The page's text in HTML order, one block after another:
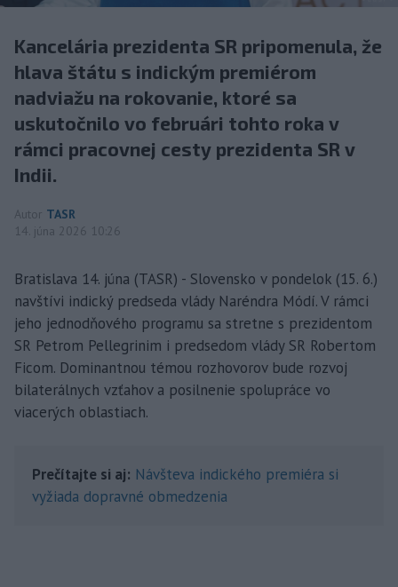
Kancelária prezidenta SR pripomenula, že
hlava štátu s indickým premiérom
nadviažu na rokovanie, ktoré sa
uskutočnilo vo februári tohto roka v
rámci pracovnej cesty prezidenta SR v
Indii.
Autor TASR
14. júna 2026 10:26
Bratislava 14. júna (TASR) - Slovensko v pondelok (15. 6.)
navštívi indický predseda vlády Naréndra Módí. V rámci
jeho jednodňového programu sa stretne s prezidentom
SR Petrom Pellegrinim i predsedom vlády SR Robertom
Ficom. Dominantnou témou rozhovorov bude rozvoj
bilaterálnych vzťahov a posilnenie spolupráce vo
viacerých oblastiach.
Prečítajte si aj: Návšteva indického premiéra si
vyžiada dopravné obmedzenia